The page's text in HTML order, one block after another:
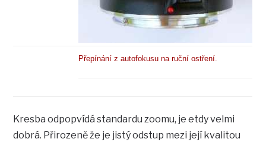
Přepínání z autofokusu na ruční ostření.
Kresba odpopvídá standardu zoomu, je etdy velmi
dobrá. Přirozeně že je jistý odstup mezi její kvalitou